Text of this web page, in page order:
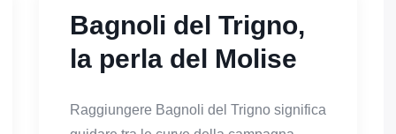
Bagnoli del Trigno,
la perla del Molise
Raggiungere Bagnoli del Trigno significa